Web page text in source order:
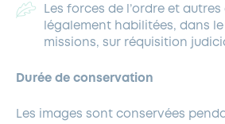
Les forces de l’ordre et
légalement habilitées, dans
missions, sur réquisition
Durée de conservation
Les images sont conservées